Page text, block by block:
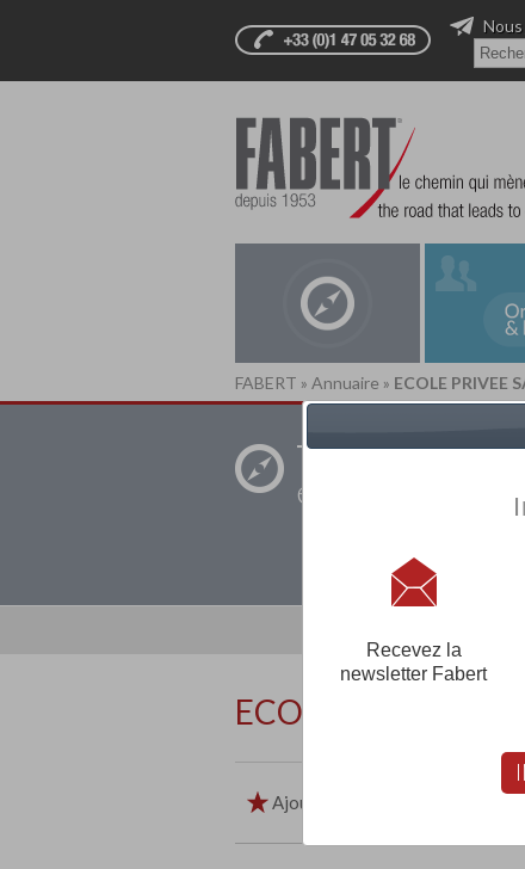
FABERT » Annuaire » ECOLE PRIVEE
Trouver un
établissement
ECOLE PRIVEE
Ajouter aux favoris
Recevez la
newsletter Fabert